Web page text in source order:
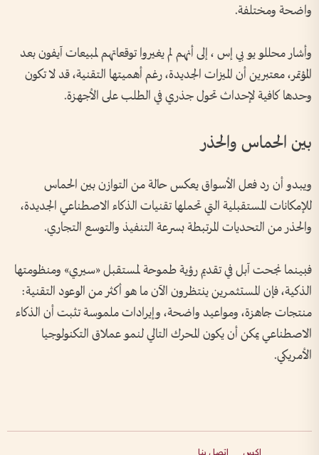
واضحة ومختلفة.
وأشار محللو يو بي إس ، إلى أنهم لم يغيروا توقعاتهم لمبيعات آيفون بعد
المؤتمر، معتبرين أن الميزات الجديدة، رغم أهميتها التقنية، قد لا تكون
وحدها كافية لإحداث تحول جذري في الطلب على الأجهزة.
بين الحماس والحذر
ويبدو أن رد فعل الأسواق يعكس حالة من التوازن بين الحماس
للإمكانات المستقبلية التي تحملها تقنيات الذكاء الاصطناعي الجديدة،
والحذر من التحديات المرتبطة بسرعة التنفيذ والتوسع التجاري.
فبينما نجحت آبل في تقديم رؤية طموحة لمستقبل «سيري» ومنظومتها
الذكية، فإن المستثمرين ينتظرون الآن ما هو أكثر من الوعود التقنية:
منتجات جاهزة، ومواعيد واضحة، وإيرادات ملموسة تثبت أن الذكاء
الاصطناعي يمكن أن يكون المحرك التالي لنمو عملاق التكنولوجيا
الأمريكي.
إكس اتصل بنا